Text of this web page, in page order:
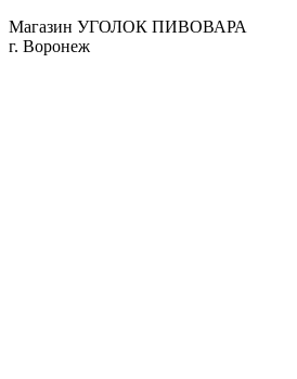
Магазин УГОЛОК ПИВОВАРА
г. Воронеж